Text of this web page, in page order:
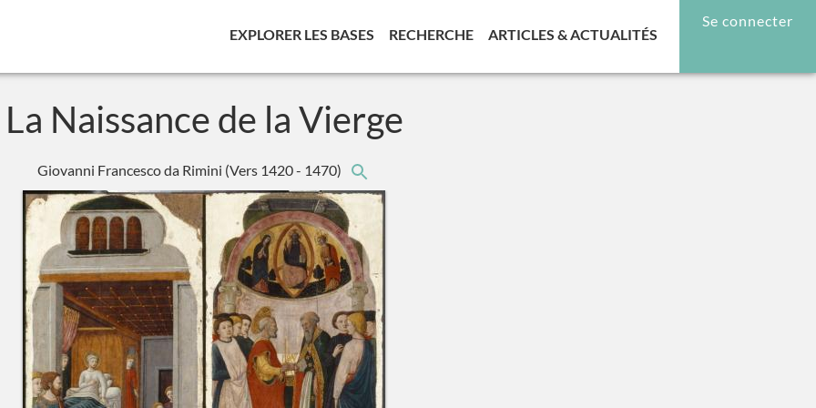
EXPLORER LES BASES (CURRENT)
RECHERCHE(CURRENT)
ARTICLES & ACTUALITÉS
Se connecter
La Naissance de la Vierge
Giovanni Francesco da Rimini (Vers 1420 - 1470)